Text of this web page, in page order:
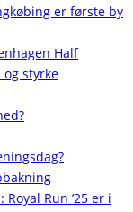
er første by
Half
styrke
Run ’25 er i